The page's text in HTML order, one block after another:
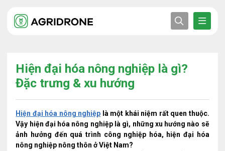
Hiện đại hóa nông nghiệp là gì?
Đặc trưng & xu hướng
Hiện đại hóa nông nghiệp là một khái niệm rất quen thuộc.
Vậy hiện đại hóa nông nghiệp là gì, những xu hướng nào sẽ
ảnh hưởng đến quá trình công nghiệp hóa, hiện đại hóa
nông nghiệp nông thôn ở Việt Nam?